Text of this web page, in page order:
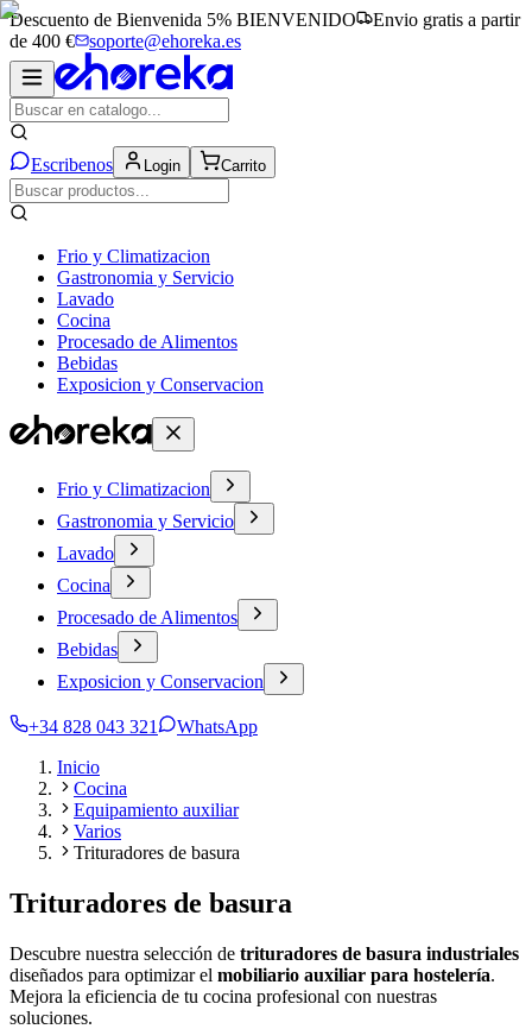
Descuento de Bienvenida 5% BIENVENIDO
Envio gratis a partir
de 400 €
soporte@ehoreka.es
Escribenos Login Carrito
Frio y Climatizacion
Gastronomia y Servicio
Lavado
Cocina
Procesado de Alimentos
Bebidas
Exposicion y Conservacion
Frio y Climatizacion
Gastronomia y Servicio
Lavado
Cocina
Procesado de Alimentos
Bebidas
Exposicion y Conservacion
+34 828 043 321
WhatsApp
Inicio
Cocina
Equipamiento auxiliar
Varios
Trituradores de basura
Trituradores de basura
Descubre nuestra selección de trituradores de basura industriales
diseñados para optimizar el mobiliario auxiliar para hostelería.
Mejora la eficiencia de tu cocina profesional con nuestras
soluciones.